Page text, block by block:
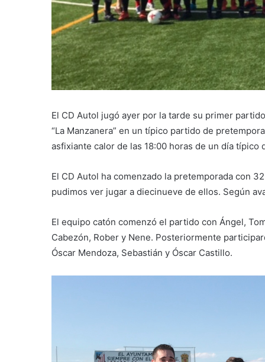
El CD Autol jugó ayer por la tarde su primer
“La Manzanera” en un típico partido de
asfixiante calor de las 18:00 horas de un día típico
El CD Autol ha comenzado la pretemporada con
pudimos ver jugar a diecinueve de ellos. Según
El equipo catón comenzó el partido con Ángel,
Cabezón, Rober y Nene. Posteriormente
Óscar Mendoza, Sebastián y Óscar Castillo.